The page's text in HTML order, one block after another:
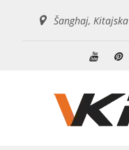
Šanghaj, Kitajska